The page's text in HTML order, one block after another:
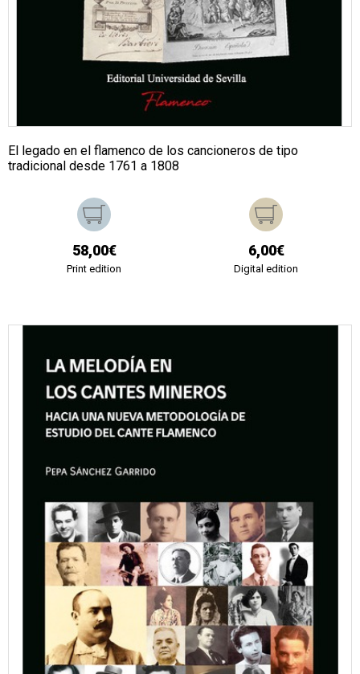
El legado en el flamenco de los cancioneros de tipo
tradicional desde 1761 a 1808
58,00€
Print edition
6,00€
Digital edition